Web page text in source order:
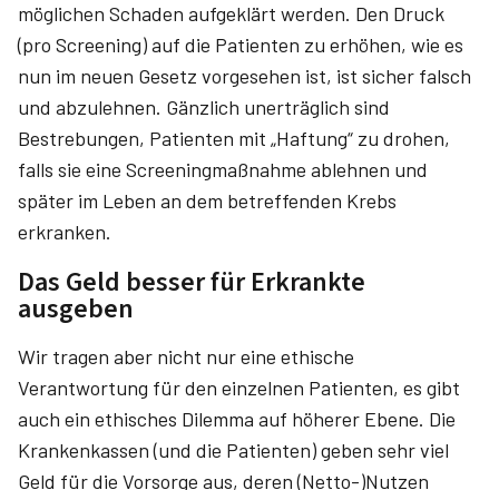
möglichen Schaden aufgeklärt werden. Den Druck
(pro Screening) auf die Patienten zu erhöhen, wie es
nun im neuen Gesetz vorgesehen ist, ist sicher falsch
und abzulehnen. Gänzlich unerträglich sind
Bestrebungen, Patienten mit „Haftung“ zu drohen,
falls sie eine Screeningmaßnahme ablehnen und
später im Leben an dem betreffenden Krebs
erkranken.
Das Geld besser für Erkrankte
ausgeben
Wir tragen aber nicht nur eine ethische
Verantwortung für den einzelnen Patienten, es gibt
auch ein ethisches Dilemma auf höherer Ebene. Die
Krankenkassen (und die Patienten) geben sehr viel
Geld für die Vorsorge aus, deren (Netto-)Nutzen